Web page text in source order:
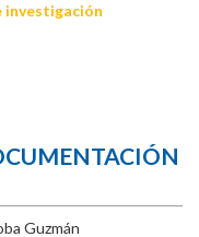
investigación
Guzmán